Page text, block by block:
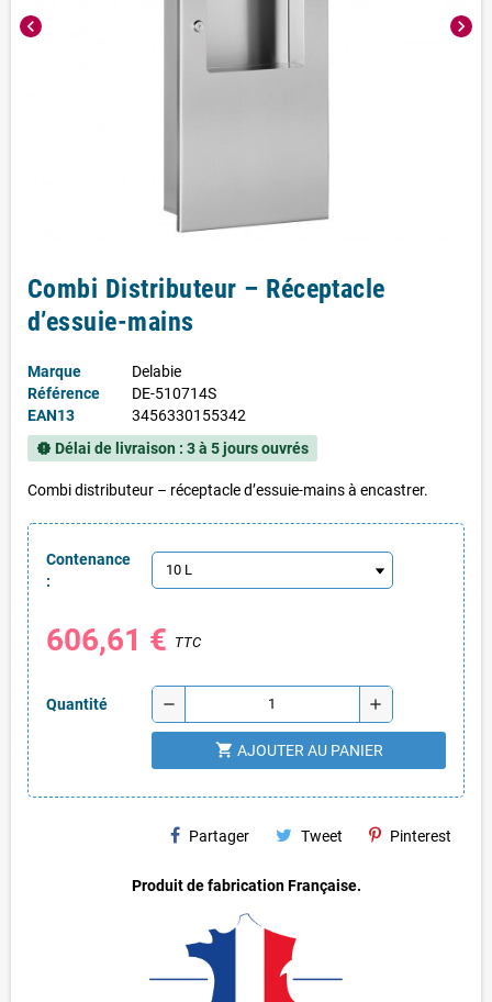
chevron_left chevron_right
Combi Distributeur – Réceptacle
d’essuie-mains
Marque
Delabie
Référence
DE-510714S
EAN13
3456330155342
new_releases Délai de livraison : 3 à 5 jours ouvrés
Combi distributeur – réceptacle d’essuie-mainsà encastrer.
Contenance
:
606,61 € TTC
Quantité remove add
shopping_cart AJOUTER AU PANIER
Partager Tweet Pinterest
Produit de fabrication Française.